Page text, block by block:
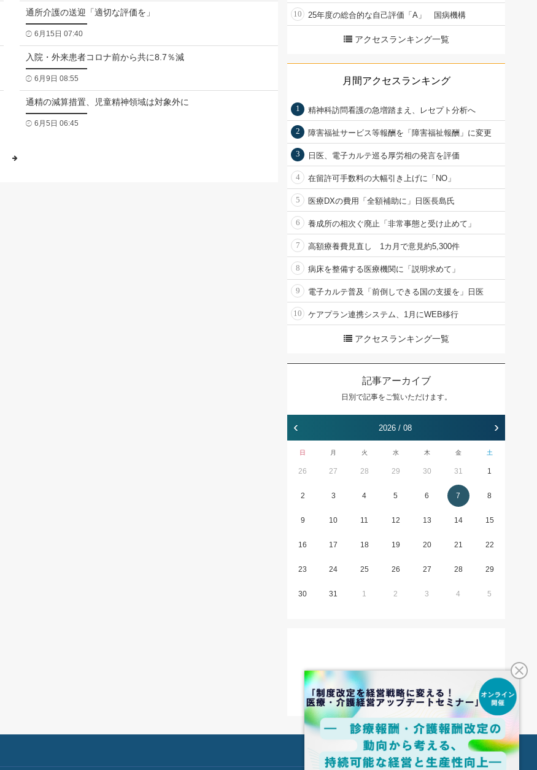
通所介護の送迎「適切な評価を」
6月15日 07:40
入院・外来患者コロナ前から共に8.7％減
6月9日 08:55
通精の減算措置、児童精神領域は対象外に
6月5日 06:45
10 25年度の総合的な自己評価「A」 国病機構
アクセスランキング一覧
月間アクセスランキング
1 精神科訪問看護の急増踏まえ、レセプト分析へ
2 障害福祉サービス等報酬を「障害福祉報酬」に変更
3 日医、電子カルテ巡る厚労相の発言を評価
4 在留許可手数料の大幅引き上げに「NO」
5 医療DXの費用「全額補助に」日医長島氏
6 養成所の相次ぐ廃止「非常事態と受け止めて」
7 高額療養費見直し 1カ月で意見約5,300件
8 病床を整備する医療機関に「説明求めて」
9 電子カルテ普及「前倒しできる国の支援を」日医
10 ケアプラン連携システム、1月にWEB移行
アクセスランキング一覧
記事アーカイブ
日別で記事をご覧いただけます。
‹ 2026 / 08 ›
日 月 火 水 木 金 土
26 27 28 29 30 31 1
2 3 4 5 6 7 8
9 10 11 12 13 14 15
16 17 18 19 20 21 22
23 24 25 26 27 28 29
30 31 1 2 3 4 5